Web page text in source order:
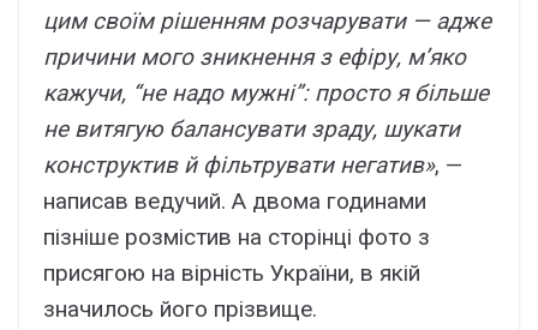
цим своїм рішенням розчарувати — адже
причини мого зникнення з ефіру, мʼяко
кажучи, “не надо мужні”: просто я більше
не витягую балансувати зраду, шукати
конструктив й фільтрувати негатив», —
написав ведучий. А двома годинами
пізніше розмістив на сторінці фото з
присягою на вірність України, в якій
значилось його прізвище.